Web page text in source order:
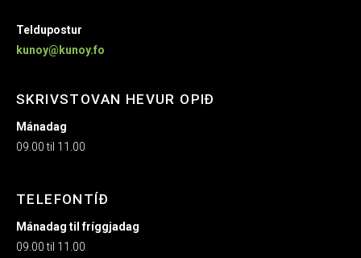
Teldupostur
kunoy@kunoy.fo
SKRIVSTOVAN HEVUR OPIÐ
Mánadag
09.00 til 11.00
TELEFONTÍÐ
Mánadag til fríggjadag
09.00 til 11.00